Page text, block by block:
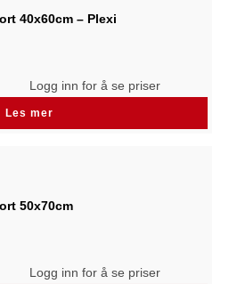
40x60cm – Plexi
Logg inn for å se priser
Les mer
50x70cm
Logg inn for å se priser